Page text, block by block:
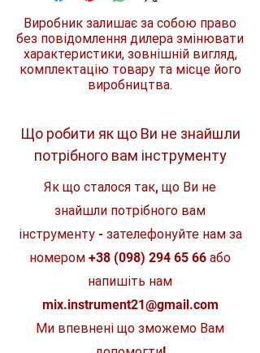
частини інструменту, дозволяє
побачити розмір нарізного
елемента
Стійкість до деформації
Справжня німецька якість
дюймів
Товщина (S) 19 мм
Товщина губок (T)
макс.
Виробник залишає за собою право
без повідомлення дилера змінювати
характеристики, зовнішній вигляд,
комплектацію товару та місце його
виробництва.
Що робити як що Ви не знайшли
потрібного вам інструменту
Як що сталося так, що Ви не
знайшли потрібного вам
інструменту - зателефонуйте нам за
номером +38 (098) 294 65 66 або
напишіть нам
mix.instrument21@gmail.com
Ми впевнені що зможемо Вам